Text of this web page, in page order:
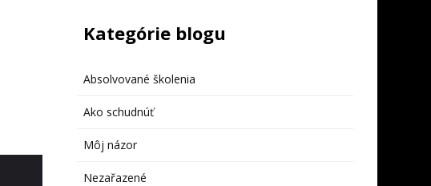
Kategórie blogu
Absolvované školenia
Ako schudnúť
Môj názor
Nezařazené